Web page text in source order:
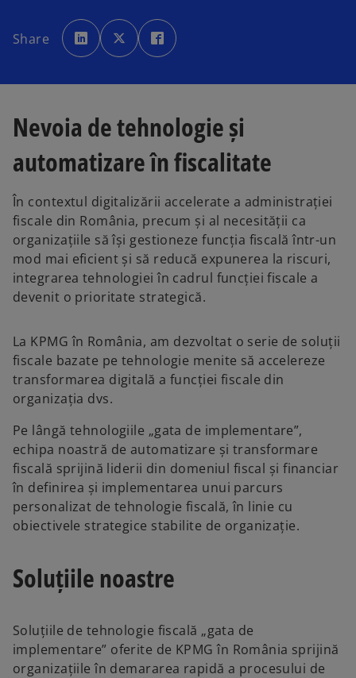
Share
o
p
e
n
t
a
o
p
e
n
w
t
a
p
e
w
a
Nevoia de tehnologie și
automatizare în fiscalitate
În contextul digitalizării accelerate a administrației
fiscale din România, precum și al necesității ca
organizațiile să își gestioneze funcția fiscală într-un
mod mai eficient și să reducă expunerea la riscuri,
integrarea tehnologiei în cadrul funcției fiscale a
devenit o prioritate strategică.
La KPMG în România, am dezvoltat o serie de soluții
fiscale bazate pe tehnologie menite să accelereze
transformarea digitală a funcției fiscale din
organizația dvs.
Pe lângă tehnologiile „gata de implementare”,
echipa noastră de automatizare și transformare
fiscală sprijină liderii din domeniul fiscal și financiar
în definirea și implementarea unui parcurs
personalizat de tehnologie fiscală, în linie cu
obiectivele strategice stabilite de organizație.
Soluțiile noastre
Soluțiile de tehnologie fiscală „gata de
implementare” oferite de KPMG în România sprijină
organizațiile în demararea rapidă a procesului de